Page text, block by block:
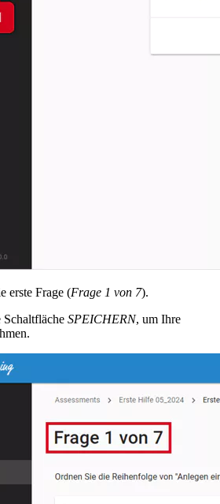
erste Frage (Frage 1 von 7).
SPEICHERN, um Ihre